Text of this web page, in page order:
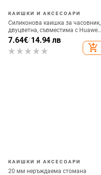
КАИШКИ И АКСЕСОАРИ
Силиконова каишка за часовник,
двуцветна, съвместима с Huawei
и Xiaomi (Материал: силикон;
Съвместимост: Huawei, Xiaomi)
7.64€/14.94 лв
add_shopping_cart
КАИШКИ И АКСЕСОАРИ
20 мм неръждаема стомана